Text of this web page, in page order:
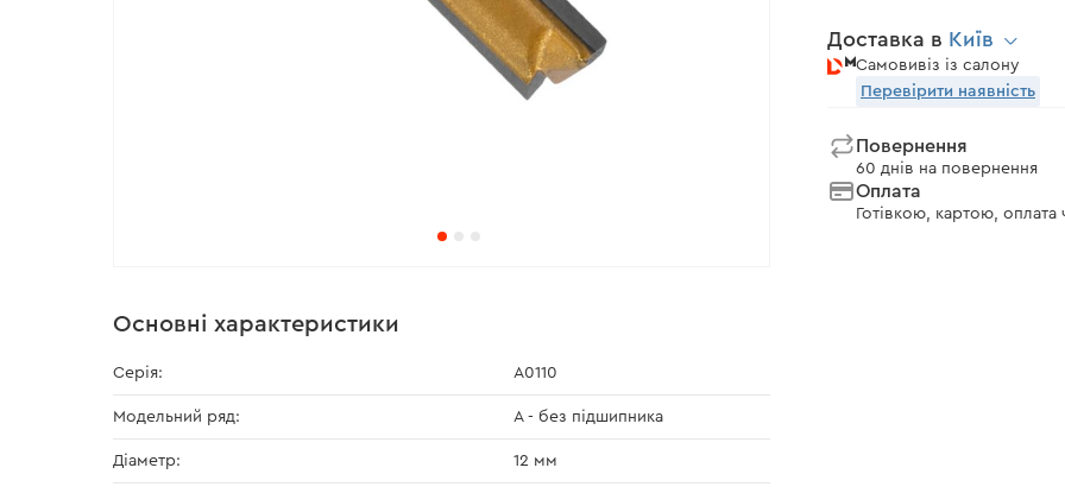
Доставка в Київ
Самовивіз із салону
Перевірити наявність
Повернення
60 днів на повернення
Оплата
Готівкою, картою,
Основні характеристики
Серія: A0110
Модельний ряд: А - без підшипника
Діаметр: 12 мм